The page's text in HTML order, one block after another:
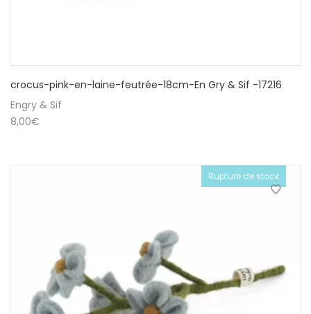
crocus-pink-en-laine-feutrée-18cm-En Gry & Sif -17216
Engry & Sif
8,00€
Rupture de stock